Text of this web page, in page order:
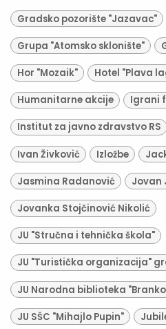
Gradsko pozorište "Jazavac"
Grupa "Atomsko sklonište"
Hor "Mozaik" Hotel "Plava
Humanitarne akcije Igrani
Institut za javno zdravstvo RS
Ivan Živković Izložbe
Jasmina Radanović Jovan
Jovanka Stojčinović Nikolić
JU "Stručna i tehnička škola"
JU "Turistička organizacija"
JU Narodna biblioteka
JU SŠC "Mihajlo Pupin"